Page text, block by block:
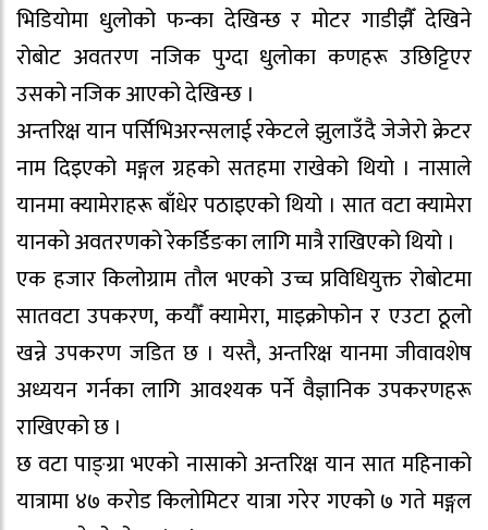
भिडियाेमा धुलोको फन्का देखिन्छ र मोटर गाडीझैँ देखिने
रोबोट अवतरण नजिक पुग्दा धुलोका कणहरू उछिट्टिएर
उसको नजिक आएको देखिन्छ ।
अन्तरिक्ष यान पर्सिभिअरन्सलाई रकेटले झुलाउँदै जेजेरो क्रेटर
नाम दिइएको मङ्गल ग्रहको सतहमा राखेको थियो । नासाले
यानमा क्यामेराहरू बाँधेर पठाइएको थियो । सात वटा क्यामेरा
यानको अवतरणको रेकर्डिङका लागि मात्रै राखिएको थियो ।
एक हजार किलोग्राम ताैल भएको उच्च प्रविधियुक्त रोबाेटमा
सातवटा उपकरण, कयौँ क्यामेरा, माइक्रोफोन र एउटा ठूलो
खन्ने उपकरण जडित छ । यस्तै, अन्तरिक्ष यानमा जीवावशेष
अध्ययन गर्नका लागि आवश्यक पर्ने वैज्ञानिक उपकरणहरू
राखिएको छ ।
छ वटा पाङ्ग्रा भएको नासाको अन्तरिक्ष यान सात महिनाको
यात्रामा ४७ करोड किलोमिटर यात्रा गरेर गएको ७ गते मङ्गल